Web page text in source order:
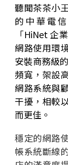
聽聞茶茶小
的中華電
「HiNet 企業
網路使用環
安裝商務級的
頻寬，架設
網路系統與
干擾，相較
而更佳。
穩定的網路
帳系統斷線